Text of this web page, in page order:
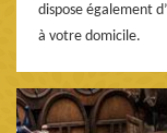
dispose également
à votre domicile.